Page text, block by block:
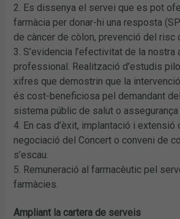
2. Es dissenya el servei que es pot
farmàcia per donar-hi una resposta
de càncer de còlon, prevenció del risc
3. S’evidencia l’efectivitat de la nostra
professional. Realització d’estudis
xifres que demostrin que la
és cost-beneficiosa pel demandant
sistema públic de salut o assegurança
4. En cas d’èxit, implantació i
negociació del Concert o conveni de
s’escau.
5. Remuneració al farmacèutic pel
farmàcies.
Ampliant la cartera de serveis